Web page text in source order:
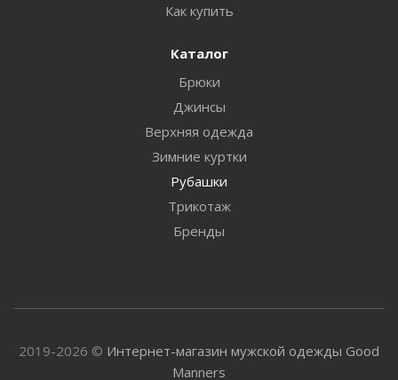
Как купить
Каталог
Брюки
Джинсы
Верхняя одежда
Зимние куртки
Рубашки
Трикотаж
Бренды
2019-2026 © Интернет-магазин мужской одежды Good
Manners